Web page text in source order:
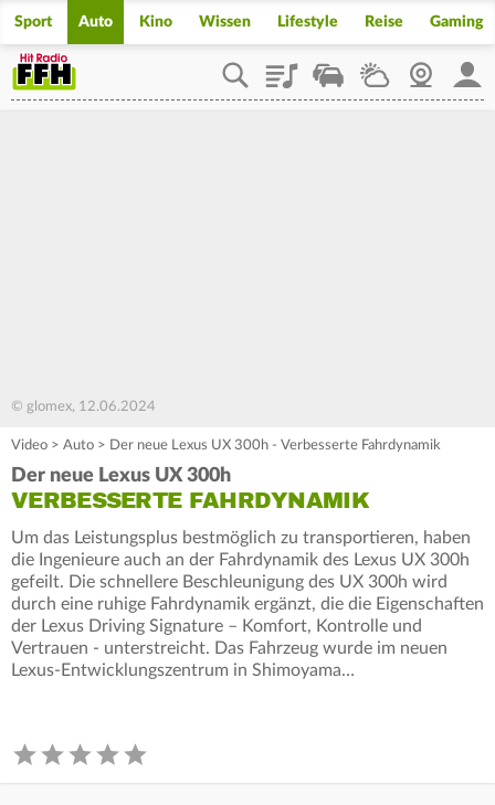
Sport Auto Kino Wissen Lifestyle Reise Gaming
PlaylistStaupilotWetterWebcam
© glomex, 12.06.2024
Video > Auto > Der neue Lexus UX 300h - Verbesserte Fahrdynamik
Der neue Lexus UX 300h
VERBESSERTE FAHRDYNAMIK
Um das Leistungsplus bestmöglich zu transportieren, haben
die Ingenieure auch an der Fahrdynamik des Lexus UX 300h
gefeilt. Die schnellere Beschleunigung des UX 300h wird
durch eine ruhige Fahrdynamik ergänzt, die die Eigenschaften
der Lexus Driving Signature – Komfort, Kontrolle und
Vertrauen - unterstreicht. Das Fahrzeug wurde im neuen
Lexus-Entwicklungszentrum in Shimoyama…